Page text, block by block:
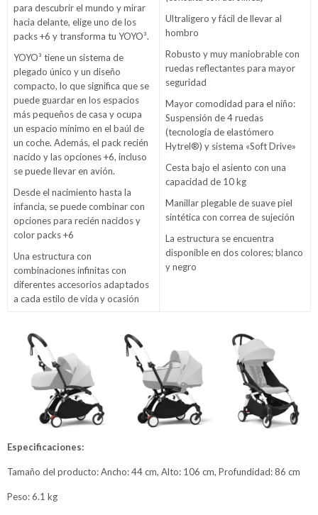
para descubrir el mundo y mirar
hacia delante, elige uno de los
packs +6 y transforma tu YOYO³.
YOYO³ tiene un sistema de
plegado único y un diseño
compacto, lo que significa que se
puede guardar en los espacios
más pequeños de casa y ocupa
un espacio mínimo en el baúl de
un coche. Además, el pack recién
nacido y las opciones +6, incluso
se puede llevar en avión.
Desde el nacimiento hasta la
infancia, se puede combinar con
opciones para recién nacidos y
color packs +6
Una estructura con
combinaciones infinitas con
diferentes accesorios adaptados
a cada estilo de vida y ocasión
Ultraligero y fácil de llevar al
hombro
Robusto y muy maniobrable con
ruedas reflectantes para mayor
seguridad
Mayor comodidad para el niño:
Suspensión de 4 ruedas
(tecnología de elastómero
Hytrel®) y sistema «Soft Drive»
Cesta bajo el asiento con una
capacidad de 10 kg
Manillar plegable de suave piel
sintética con correa de sujeción
La estructura se encuentra
disponible en dos colores; blanco
y negro
Especificaciones:
Tamaño del producto: Ancho: 44 cm, Alto: 106 cm, Profundidad: 86 cm
Peso: 6.1 kg